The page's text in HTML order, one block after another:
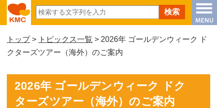
トップ> トピックス一覧 > 2026年 ゴールデンウィーク ド
クターズツアー（海外）のご案内
2026年 ゴールデンウィーク ドク
ターズツアー（海外）のご案内